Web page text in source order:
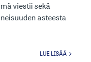
viestii sekä
asteesta
LUE LISÄÄ